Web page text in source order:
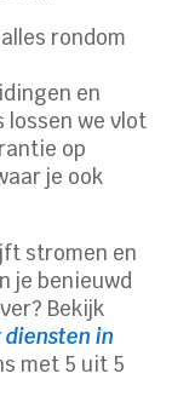
rondom
en
lossen we vlot
op
je ook
stromen en
je benieuwd
Bekijk
in
met 5 uit 5